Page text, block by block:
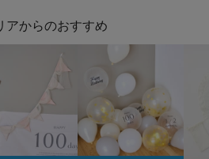
アからのおすすめ